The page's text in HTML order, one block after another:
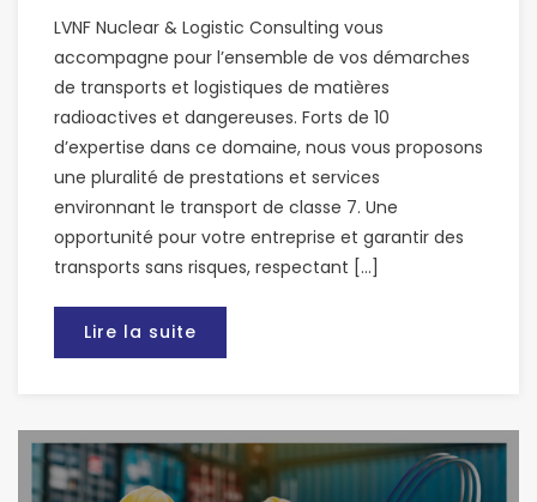
LVNF Nuclear & Logistic Consulting vous
accompagne pour l’ensemble de vos démarches
de transports et logistiques de matières
radioactives et dangereuses. Forts de 10
d’expertise dans ce domaine, nous vous proposons
une pluralité de prestations et services
environnant le transport de classe 7. Une
opportunité pour votre entreprise et garantir des
transports sans risques, respectant […]
Lire la suite